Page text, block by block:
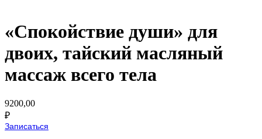
«Спокойствие души» для
двоих, тайский масляный
массаж всего тела
9200,00
₽
Записаться